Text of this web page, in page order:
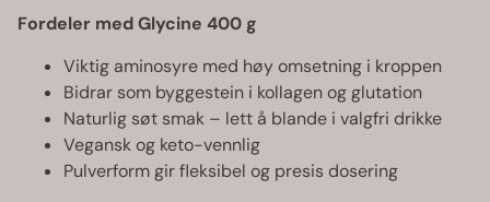
Fordeler med Glycine 400 g
Viktig aminosyre med høy omsetning i kroppen
Bidrar som byggestein i kollagen og glutation
Naturlig søt smak – lett å blande i valgfri drikke
Vegansk og keto-vennlig
Pulverform gir fleksibel og presis dosering